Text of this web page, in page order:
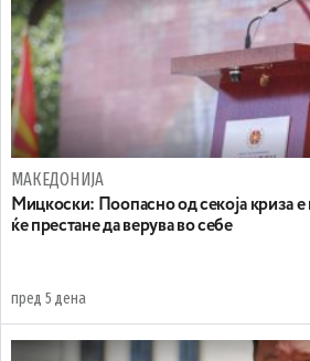
МАКЕДОНИЈА
Мицкоски: Поопасно од секоја криза е
ќе престане да верува во себе
пред 5 дена